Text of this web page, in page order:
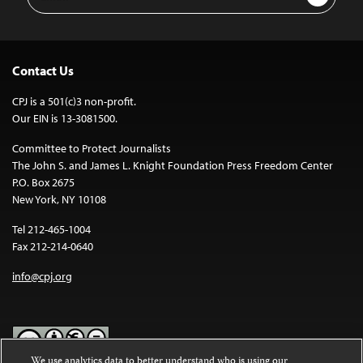
Contact Us
CPJ is a 501(c)3 non-profit.
Our EIN is 13-3081500.
Committee to Protect Journalists
The John S. and James L. Knight Foundation Press Freedom Center
P.O. Box 2675
New York, NY 10108
Tel 212-465-1004
Fax 212-214-0640
info@cpj.org